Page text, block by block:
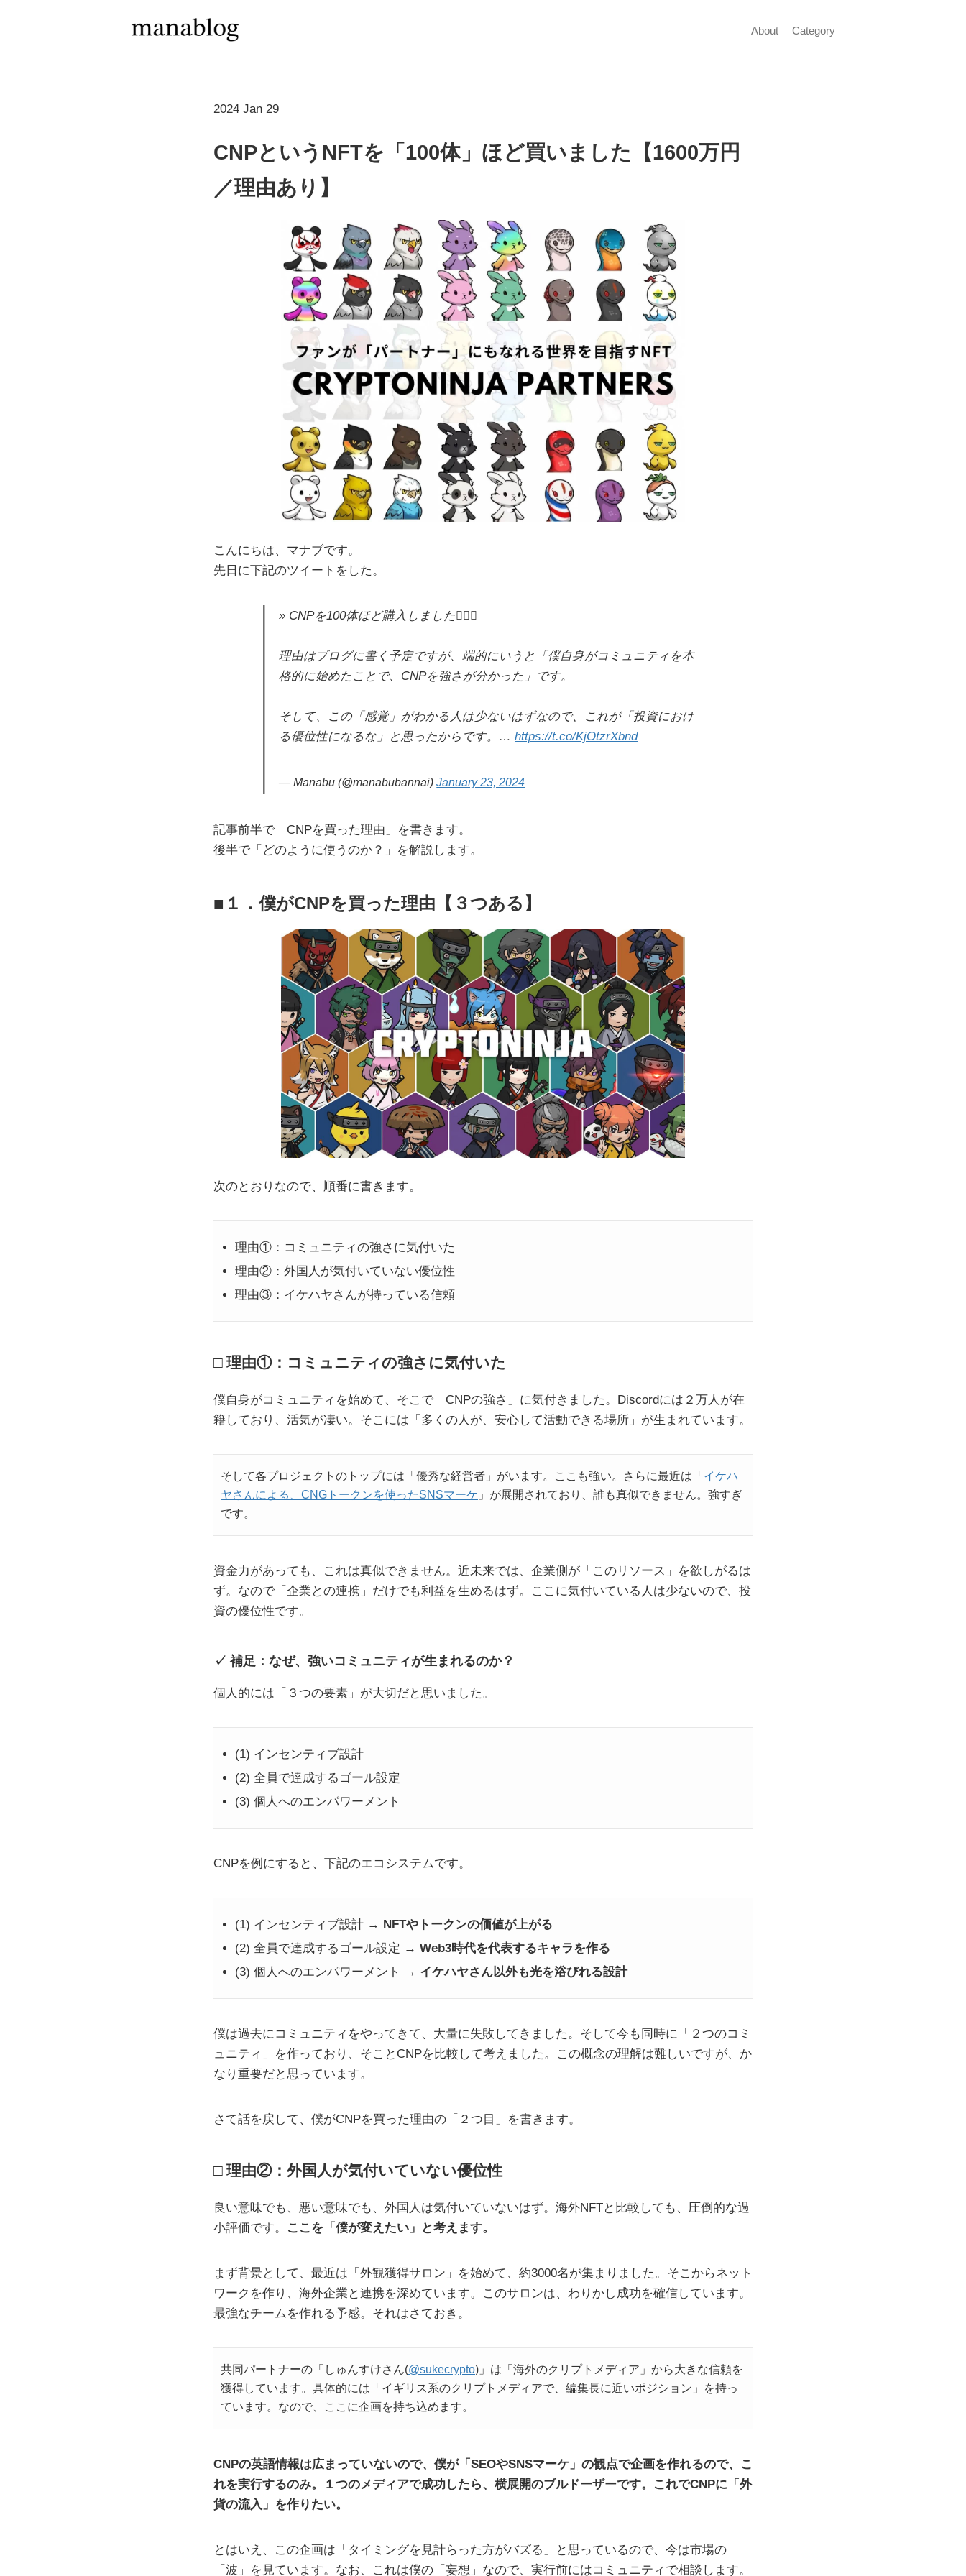
About Category
2024 Jan 29
CNPというNFTを「100体」ほど買いました【1600万円
／理由あり】
こんにちは、マナブです。
先日に下記のツイートをした。
CNPを100体ほど購入しました🙇‍♂️✨
理由はブログに書く予定ですが、端的にいうと「僕自身がコミュニティを本
格的に始めたことで、CNPを強さが分かった」です。
そして、この「感覚」がわかる人は少ないはずなので、これが「投資におけ
る優位性になるな」と思ったからです。…https://t.co/KjOtzrXbnd
— Manabu (@manabubannai)January 23, 2024
記事前半で「CNPを買った理由」を書きます。
後半で「どのように使うのか？」を解説します。
１．僕がCNPを買った理由【３つある】
次のとおりなので、順番に書きます。
理由①：コミュニティの強さに気付いた
理由②：外国人が気付いていない優位性
理由③：イケハヤさんが持っている信頼
理由①：コミュニティの強さに気付いた
僕自身がコミュニティを始めて、そこで「CNPの強さ」に気付きました。Discordには２万人が在
籍しており、活気が凄い。そこには「多くの人が、安心して活動できる場所」が生まれています。
そして各プロジェクトのトップには「優秀な経営者」がいます。ここも強い。さらに最近は「 イケハ
ヤさんによる、CNGトークンを使ったSNSマーケ 」が展開されており、誰も真似できません。強すぎ
です。
資金力があっても、これは真似できません。近未来では、企業側が「このリソース」を欲しがるは
ず。なので「企業との連携」だけでも利益を生めるはず。ここに気付いている人は少ないので、投
資の優位性です。
補足：なぜ、強いコミュニティが生まれるのか？
個人的には「３つの要素」が大切だと思いました。
(1) インセンティブ設計
(2) 全員で達成するゴール設定
(3) 個人へのエンパワーメント
CNPを例にすると、下記のエコシステムです。
(1) インセンティブ設計 → NFTやトークンの価値が上がる
(2) 全員で達成するゴール設定 → Web3時代を代表するキャラを作る
(3) 個人へのエンパワーメント → イケハヤさん以外も光を浴びれる設計
僕は過去にコミュニティをやってきて、大量に失敗してきました。そして今も同時に「２つのコミ
ュニティ」を作っており、そことCNPを比較して考えました。この概念の理解は難しいですが、か
なり重要だと思っています。
さて話を戻して、僕がCNPを買った理由の「２つ目」を書きます。
理由②：外国人が気付いていない優位性
良い意味でも、悪い意味でも、外国人は気付いていないはず。海外NFTと比較しても、圧倒的な過
小評価です。
ここを「僕が変えたい」と考えます。
まず背景として、最近は「外観獲得サロン」を始めて、約3000名が集まりました。そこからネット
ワークを作り、海外企業と連携を深めています。このサロンは、わりかし成功を確信しています。
最強なチームを作れる予感。それはさておき。
共同パートナーの「しゅんすけさん(@sukecrypto)」は「海外のクリプトメディア」から大きな信頼を
獲得しています。具体的には「イギリス系のクリプトメディアで、編集長に近いポジション」を持っ
ています。なので、ここに企画を持ち込めます。
CNPの英語情報は広まっていないので、僕が「SEOやSNSマーケ」の観点で企画を作れるので、こ
れを実行するのみ。１つのメディアで成功したら、横展開のブルドーザーです。これでCNPに「外
貨の流入」を作りたい。
とはいえ、この企画は「タイミングを見計らった方がバズる」と思っているので、今は市場の
「波」を見ています。なお、これは僕の「妄想」なので、実行前にはコミュニティで相談します。